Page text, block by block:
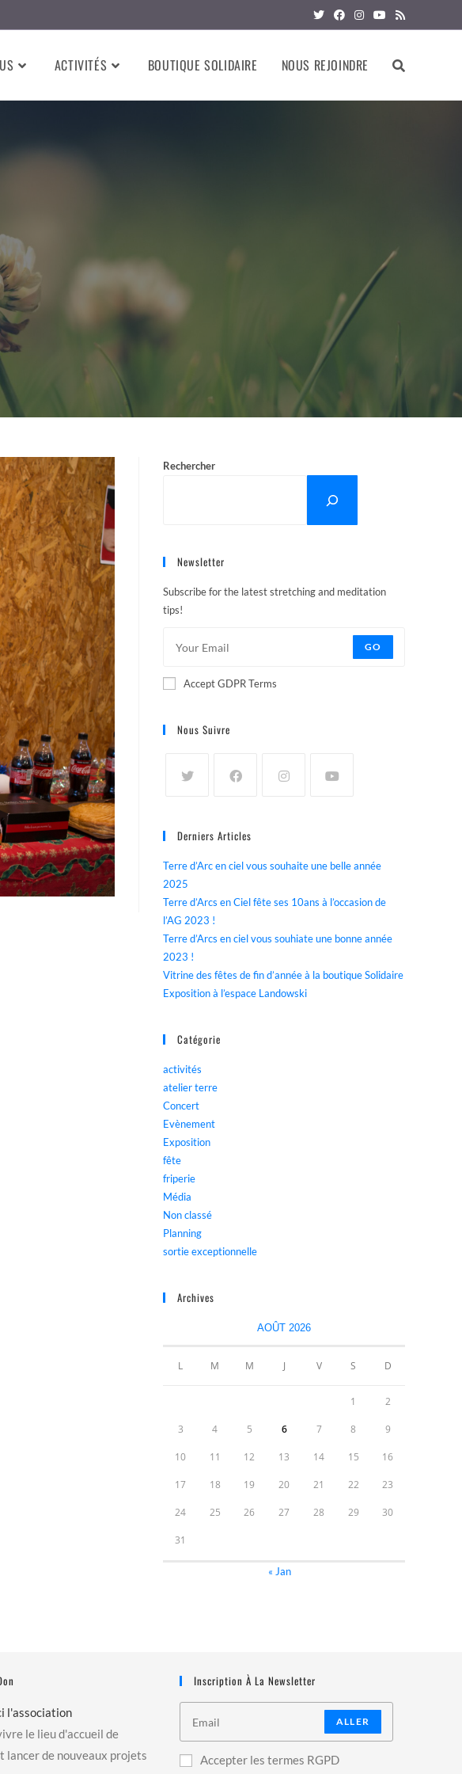
ACTIVITÉS BOUTIQUE SOLIDAIRE NOUS REJOINDRE
Rechercher
Newsletter
Subscribe for the latest stretching and meditation
tips!
GO
Accept GDPR Terms
Nous Suivre
Derniers Articles
Terre d’Arc en ciel vous souhaite une belle année
2025
Terre d’Arcs en Ciel fête ses 10ans à l’occasion de
l’AG 2023 !
Terre d’Arcs en ciel vous souhiate une bonne année
2023 !
Vitrine des fêtes de fin d’année à la boutique Solidaire
Exposition à l’espace Landowski
Catégorie
activités
atelier terre
Concert
Evènement
Exposition
fête
friperie
Média
Non classé
Planning
sortie exceptionnelle
Archives
AOÛT 2026
L M M J V S D
1 2
3 4 5 6 7 8 9
10 11 12 13 14 15 16
17 18 19 20 21 22 23
24 25 26 27 28 29 30
31
« Jan
l'association
le lieu d'accueil de
lancer de nouveaux projets
Inscription À La Newsletter
ALLER
Accepter les termes RGPD